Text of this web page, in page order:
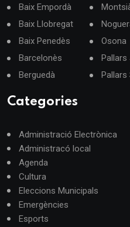
Baix Empordà
Baix Llobregat
Baix Penedès
Barcelonès
Berguedà
Osona
Pallars
Categories
Administració Electrònica
Administracó local
Agenda
Cultura
Eleccions Municipals
Emergències
Esports